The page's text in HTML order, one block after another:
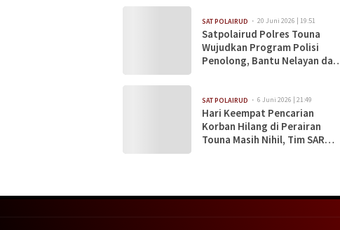
SAT POLAIRUD 20 Juni 2026 | 19:51
Satpolairud Polres Touna
Wujudkan Program Polisi
Penolong, Bantu Nelayan dan
SAT POLAIRUD 6 Juni 2026 | 21:49
Hari Keempat Pencarian
Korban Hilang di Perairan
Touna Masih Nihil, Tim SAR